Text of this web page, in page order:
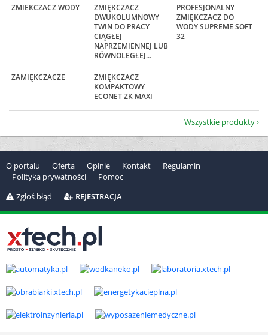
ZMIEKCZACZ WODY
ZMIĘKCZACZ
DWUKOLUMNOWY
TWIN DO PRACY
CIĄGŁEJ
NAPRZEMIENNEJ LUB
RÓWNOLEGŁEJ...
PROFESJONALNY
ZMIĘKCZACZ DO
WODY SUPREME SOFT
32
ZAMIĘKCZACZE
ZMIĘKCZACZ
KOMPAKTOWY
ECONET ZK MAXI
Wszystkie produkty
O portalu Oferta Opinie Kontakt
Regulamin
Polityka prywatności
Pomoc
Zgłoś błąd
REJESTRACJA